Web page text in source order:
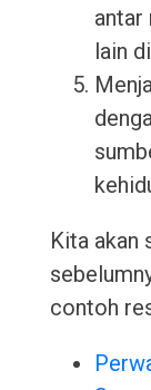
antar
lain
Kita akan
contoh